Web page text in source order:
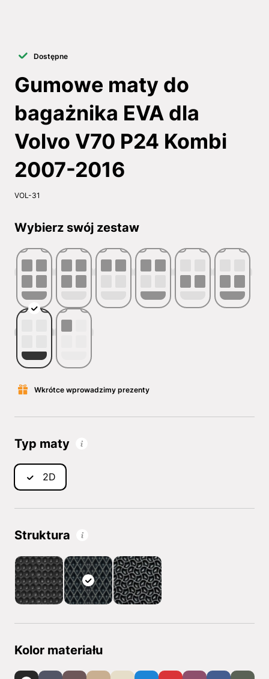
Dostępne
Gumowe maty do
bagażnika EVA dla
Volvo V70 P24 Kombi
2007-2016
VOL-31
Wybierz swój zestaw
Wkrótce wprowadzimy prezenty
Typ maty
2D
Struktura
Kolor materiału